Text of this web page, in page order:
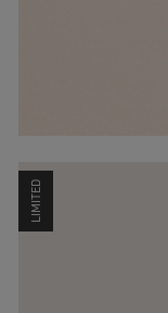
LIMITED